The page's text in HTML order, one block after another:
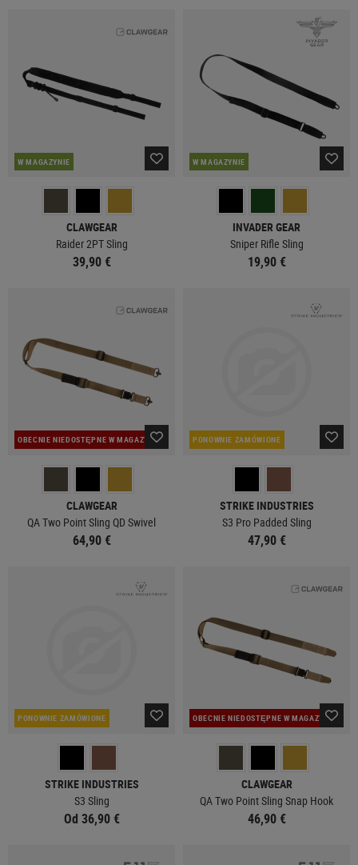
W MAGAZYNIE
CLAWGEAR
Raider 2PT Sling
39,90 €
W MAGAZYNIE
INVADER GEAR
Sniper Rifle Sling
19,90 €
OBECNIE NIEDOSTĘPNE W MAGAZYNIE
CLAWGEAR
QA Two Point Sling QD Swivel
64,90 €
PONOWNIE ZAMÓWIONE
STRIKE INDUSTRIES
S3 Pro Padded Sling
47,90 €
PONOWNIE ZAMÓWIONE
STRIKE INDUSTRIES
S3 Sling
Od 36,90 €
OBECNIE NIEDOSTĘPNE W MAGAZYNIE
CLAWGEAR
QA Two Point Sling Snap Hook
46,90 €